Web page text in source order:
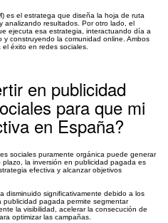
es el estratega que diseña la hoja de ruta
analizando resultados. Por otro lado, el
ejecuta esa estrategia, interactuando día a
construyendo la comunidad online. Ambos
éxito en redes sociales.
en publicidad
para que mi
en España?
sociales puramente orgánica puede generar
la inversión en publicidad pagada es
efectiva y alcanzar objetivos
disminuido significativamente debido a los
pagada permite segmentar
la visibilidad, acelerar la consecución de
optimizar las campañas.